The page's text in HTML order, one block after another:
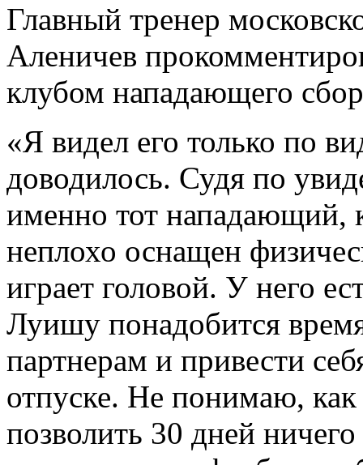
Главный тренер
Аленичев
клубом нападающего
«Я видел его только по
доводилось. Судя по
именно тот
неплохо оснащен
играет головой. У него
Луишу понадобится
партнерам и привести
отпуске. Не понимаю,
позволить 30 дней